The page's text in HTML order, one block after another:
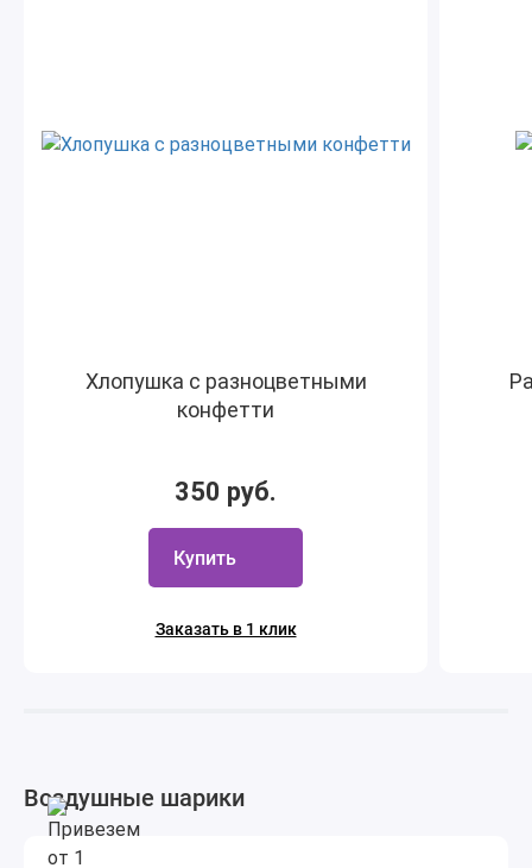
Хлопушка с разноцветными
конфетти
350 руб.
Купить
Заказать в 1 клик
Воздушные шарики